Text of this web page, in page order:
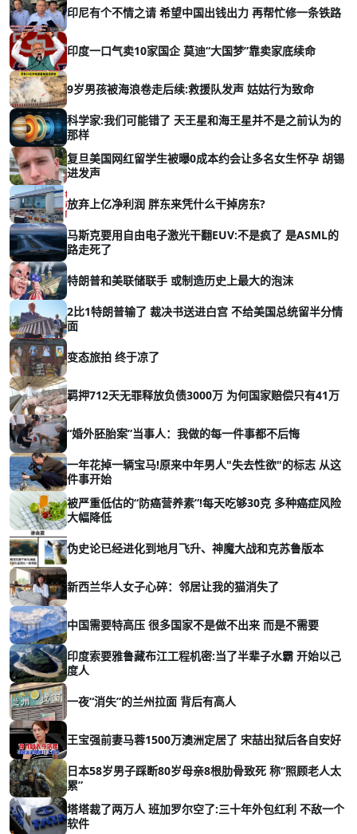
印尼有个不情之请 希望中国出钱出力 再帮忙修一条铁路
印度一口气卖10家国企 莫迪“大国梦”靠卖家底续命
9岁男孩被海浪卷走后续:救援队发声 姑姑行为致命
科学家:我们可能错了 天王星和海王星并不是之前认为的
那样
复旦美国网红留学生被曝0成本约会让多名女生怀孕 胡锡
进发声
放弃上亿净利润 胖东来凭什么干掉房东?
马斯克要用自由电子激光干翻EUV:不是疯了 是ASML的
路走死了
特朗普和美联储联手 或制造历史上最大的泡沫
2比1特朗普输了 裁决书送进白宫 不给美国总统留半分情
面
变态旅拍 终于凉了
羁押712天无罪释放负债3000万 为何国家赔偿只有41万
“婚外胚胎案”当事人：我做的每一件事都不后悔
一年花掉一辆宝马!原来中年男人"失去性欲"的标志 从这
件事开始
被严重低估的“防癌营养素”!每天吃够30克 多种癌症风险
大幅降低
伪史论已经进化到地月飞升、神魔大战和克苏鲁版本
新西兰华人女子心碎：邻居让我的猫消失了
中国需要特高压 很多国家不是做不出来 而是不需要
印度索要雅鲁藏布江工程机密:当了半辈子水霸 开始以己
度人
一夜“消失”的兰州拉面 背后有高人
王宝强前妻马蓉1500万澳洲定居了 宋喆出狱后各自安好
日本58岁男子踩断80岁母亲8根肋骨致死 称“照顾老人太
累”
塔塔裁了两万人 班加罗尔空了:三十年外包红利 不敌一个
软件